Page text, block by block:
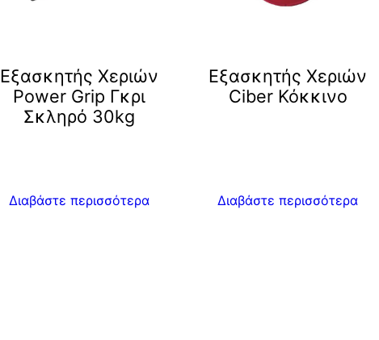
Εξασκητής Χεριών
Power Grip Γκρι
Σκληρό 30kg
Διαβάστε περισσότερα
Eξασκητής Χεριών
Ciber Κόκκινο
Διαβάστε περισσότερα